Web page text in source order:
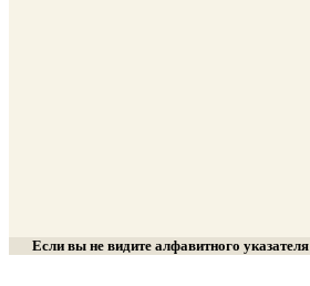
Если вы не видите алфавитного указателя